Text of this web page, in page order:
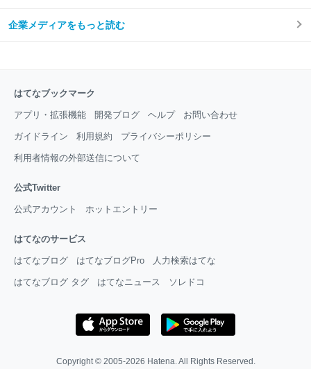
企業メディアをもっと読む
はてなブックマーク
アプリ・拡張機能 開発ブログ ヘルプ お問い合わせ
ガイドライン 利用規約 プライバシーポリシー
利用者情報の外部送信について
公式Twitter
公式アカウント ホットエントリー
はてなのサービス
はてなブログ はてなブログPro 人力検索はてな
はてなブログ タグ はてなニュース ソレドコ
Copyright © 2005-2026 Hatena. All Rights Reserved.